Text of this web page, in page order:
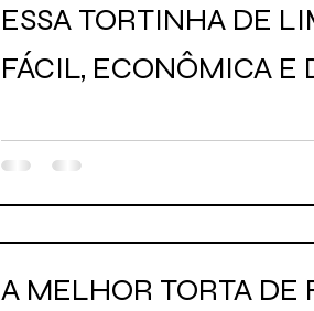
ESSA TORTINHA DE
FÁCIL, ECONÔMICA E
A MELHOR TORTA DE